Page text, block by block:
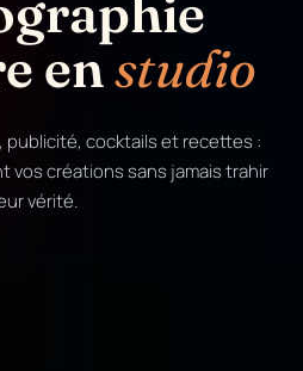
enstudio
cocktails et recettes :
vos créations sans jamais trahir
vérité.